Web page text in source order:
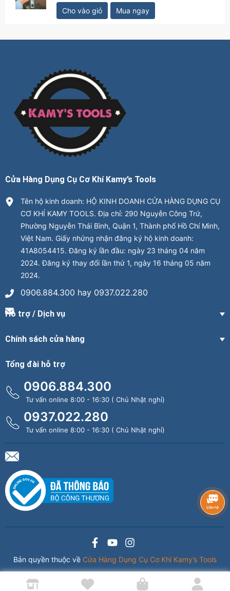
Cho vào giỏ Mua ngay
Cửa Hàng Dụng Cụ Cơ Khí Kamy’s Tools
Tên hộ kinh doanh: HỘ KINH DOANH CỬA HÀNG DỤNG CỤ
CƠ KHÍ KAMY TOOLS. Địa chỉ: 290 Nguyễn Công Trứ,
Phường Nguyễn Thái Bình, Quận 1, Thành phố Hồ Chí Minh,
Việt Nam. Giấy nhứng nhận đăng ký hộ kinh doanh:
41A8054415. Đăng ký lần đầu: ngày 23 tháng 04 năm
2024. Đăng ký thay đổi lần thứ 1, ngày 16 tháng 05 năm
2024.
0906.884.300 hay 0937.022.280
Hỗ trợ / Dịch vụ
Chính sách cửa hàng
Tổng đài hỗ trợ
0906.884.300
Tư vấn online 8:00 - 16:30 ( Chủ Nhật nghỉ)
0937.022.280
Tư vấn online 8:00 - 16:30 ( Chủ Nhật nghỉ)
Bản quyền thuộc về Cửa Hàng Dụng Cụ Cơ Khí Kamy’s Tools